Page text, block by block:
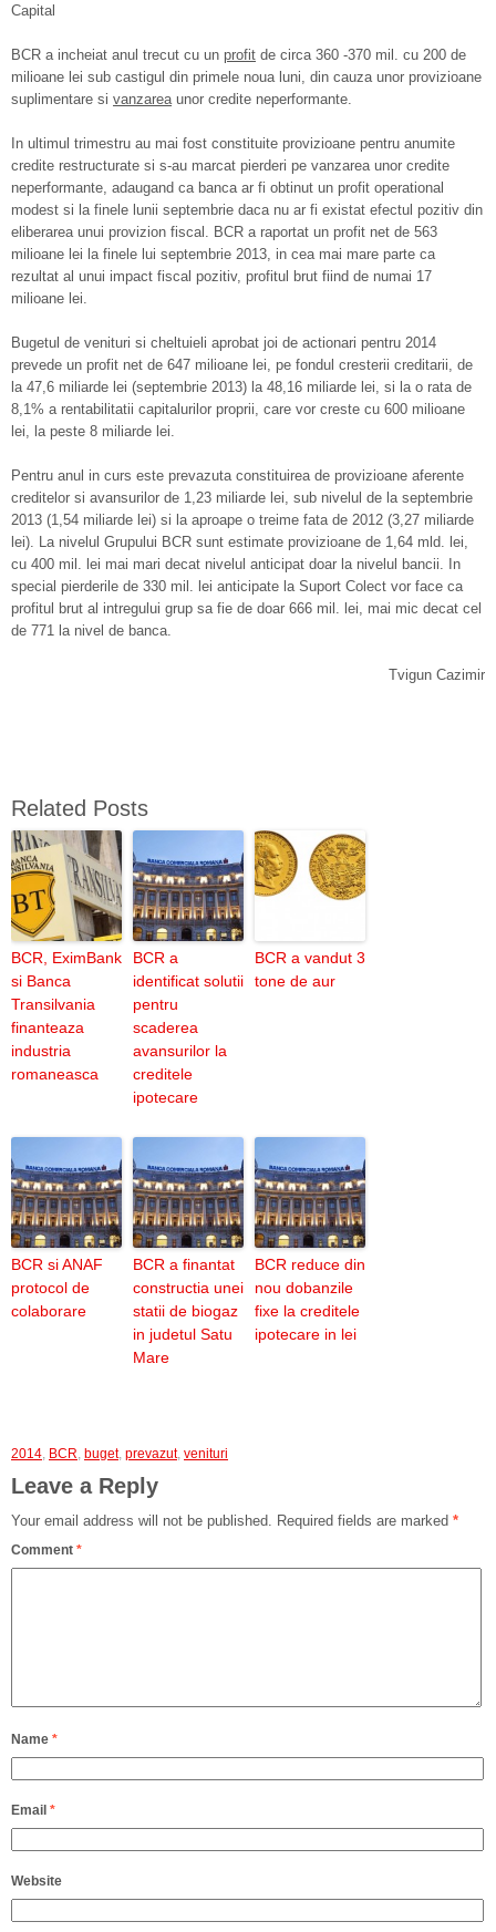
Capital
BCR a incheiat anul trecut cu un profit de circa 360 -370 mil. cu 200 de
milioane lei sub castigul din primele noua luni, din cauza unor provizioane
suplimentare si vanzareaunor credite neperformante.
In ultimul trimestru au mai fost constituite provizioane pentru anumite
credite restructurate si s-au marcat pierderi pe vanzarea unor credite
neperformante, adaugand ca banca ar fi obtinut un profit operational
modest si la finele lunii septembrie daca nu ar fi existat efectul pozitiv din
eliberarea unui provizion fiscal. BCR a raportat un profit net de 563
milioane lei la finele lui septembrie 2013, in cea mai mare parte ca
rezultat al unui impact fiscal pozitiv, profitul brut fiind de numai 17
milioane lei.
Bugetul de venituri si cheltuieli aprobat joi de actionari pentru 2014
prevede un profit net de 647 milioane lei, pe fondul cresterii creditarii, de
la 47,6 miliarde lei (septembrie 2013) la 48,16 miliarde lei, si la o rata de
8,1% a rentabilitatii capitalurilor proprii, care vor creste cu 600 milioane
lei, la peste 8 miliarde lei.
Pentru anul in curs este prevazuta constituirea de provizioane aferente
creditelor si avansurilor de 1,23 miliarde lei, sub nivelul de la septembrie
2013 (1,54 miliarde lei) si la aproape o treime fata de 2012 (3,27 miliarde
lei). La nivelul Grupului BCR sunt estimate provizioane de 1,64 mld. lei,
cu 400 mil. lei mai mari decat nivelul anticipat doar la nivelul bancii. In
special pierderile de 330 mil. lei anticipate la Suport Colect vor face ca
profitul brut al intregului grup sa fie de doar 666 mil. lei, mai mic decat cel
de 771 la nivel de banca.
Tvigun Cazimir
Related Posts
BCR, EximBank
si Banca
Transilvania
finanteaza
industria
romaneasca
BCR a
identificat solutii
pentru
scaderea
avansurilor la
creditele
ipotecare
BCR a vandut 3
tone de aur
BCR si ANAF
protocol de
colaborare
BCR a finantat
constructia unei
statii de biogaz
in judetul Satu
Mare
BCR reduce din
nou dobanzile
fixe la creditele
ipotecare in lei
2014, BCR, buget, prevazut, venituri
Leave a Reply
Your email address will not be published. Required fields are marked *
Comment *
Name *
Email *
Website